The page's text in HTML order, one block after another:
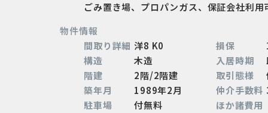
ごみ置き場、プロパンガス、保証会社利用
物件情報
間取り詳細 洋8 K0
構造
木造
階建
2階/2階建
築年月
1989年2月
駐車場
付無料
損保
入居時期
取引態様
仲介手数料
ほか諸費用